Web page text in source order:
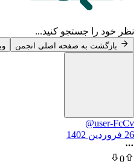
سوال ،
جستجو کنید...
به صفحه اصلی انجمن وبسایت